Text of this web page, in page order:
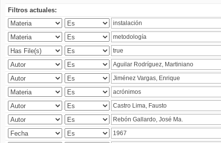
Filtros actuales: